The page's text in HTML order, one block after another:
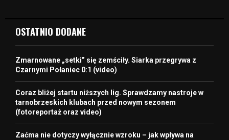
OSTATNIO DODANE
Zmarnowane „setki” się zemściły. Siarka przegrywa z
Czarnymi Połaniec 0:1 (video)
Coraz bliżej startu niższych lig. Sprawdzamy nastroje w
tarnobrzeskich klubach przed nowym sezonem
(fotoreportaż oraz video)
Zaćma nie dotyczy wyłącznie wzroku – jak wpływa na